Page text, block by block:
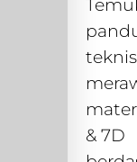
teknis
& 7D